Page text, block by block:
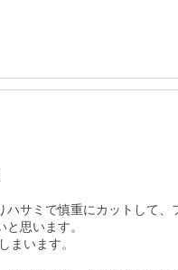
サミで慎重にカットして、
思います。